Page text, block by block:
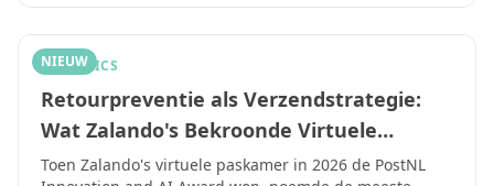
NIEUW
LOGISTICS
Retourpreventie als Verzendstrategie:
Wat Zalando's Bekroonde Virtuele
Paskamer Betekent voor E-commerce
Toen Zalando's virtuele paskamer in 2026 de PostNL